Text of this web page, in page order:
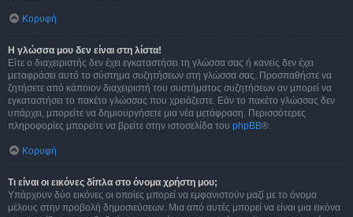
Κορυφή
Η γλώσσα μου δεν είναι στη λίστα!
Είτε ο διαχειριστής δεν έχει εγκαταστήσει τη γλώσσα σας ή κανείς δεν έχει
μεταφράσει αυτό το σύστημα συζητήσεων στη γλώσσα σας. Προσπαθήστε να
ζητήσετε από κάποιον διαχειριστή του συστήματος συζητήσεων αν μπορεί να
εγκαταστήσει το πακέτο γλώσσας που χρειάζεστε. Εάν το πακέτο γλώσσας δεν
υπάρχει, μπορείτε να δημιουργήσετε μια νέα μετάφραση. Περισσότερες
πληροφορίες μπορείτε να βρείτε στην ιστοσελίδα του phpBB®.
Κορυφή
Τι είναι οι εικόνες δίπλα στο όνομα χρήστη μου;
Υπάρχουν δύο εικόνες οι οποίες μπορεί να εμφανιστούν μαζί με το όνομα
μέλους στην προβολή δημοσιεύσεων. Μια από αυτές μπορεί να είναι μια εικόνα